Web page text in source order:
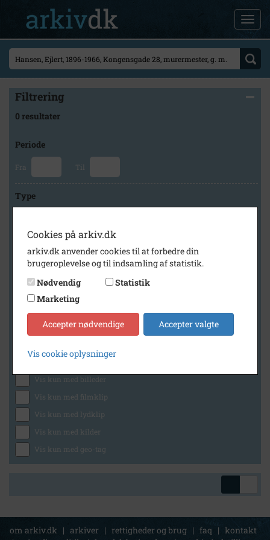
Filtrering
0 resultater
Periode
Fra Til
Type
Arkiv
Frederikssund lokalhistoriske arkiver Slangerup arkiv
Generelt
Vis kun med billeder
Vis kun med filmklip
Vis kun med lydklip
Vis kun med kilder
Vis kun med geo-tag
om arkiv.dk | arkiver | rettigheder og brug | faq | kontakt
Cookies på arkiv.dk
arkiv.dk anvender cookies til at forbedre din
brugeroplevelse og til indsamling af statistik.
Nødvendig
Statistik
Marketing
Accepter nødvendige Accepter valgte
Vis cookie oplysninger